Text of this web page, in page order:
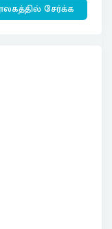
சேர்க்க